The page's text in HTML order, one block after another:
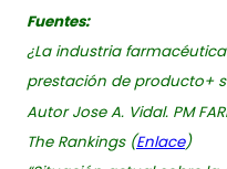
Fuentes:
¿La industria
prestación de producto+
Autor Jose A. Vidal. PM
The Rankings (Enlace)